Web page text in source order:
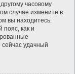
часовому
случае измените в
вы находитесь:
пояс, как и
удачный